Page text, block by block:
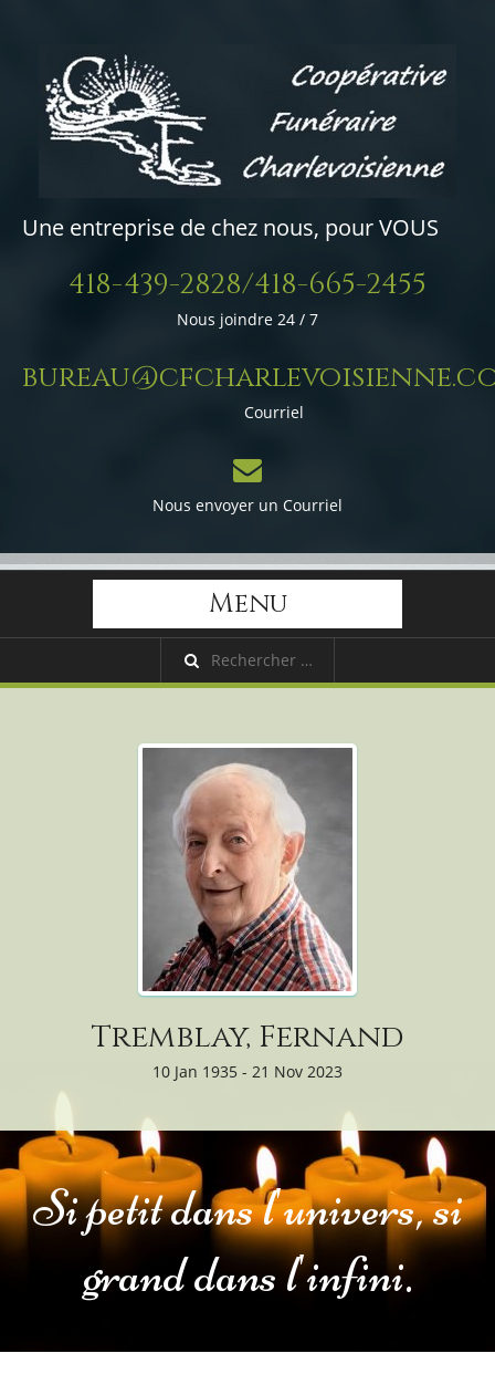
Une entreprise de chez nous, pour VOUS
418-439-2828/418-665-2455
Nous joindre 24 / 7
Courriel
Nous envoyer un Courriel
Menu
Tremblay, Fernand
10 Jan 1935 - 21 Nov 2023
Si petit dans l'univers, si
grand dans l'infini.